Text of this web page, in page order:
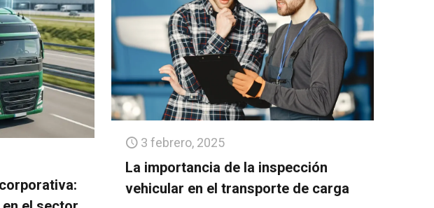
3 febrero, 2025
La importancia de la inspección
vehicular en el transporte de carga